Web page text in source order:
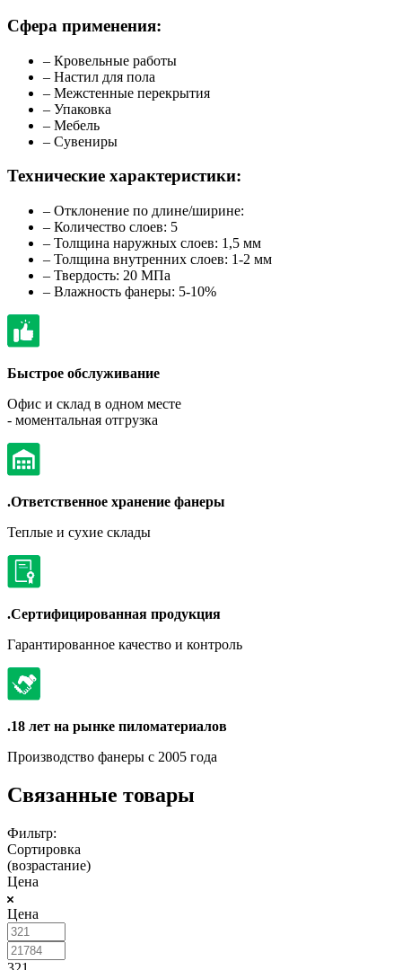
Сфера применения:
– Кровельные работы
– Настил для пола
– Межстенные перекрытия
– Упаковка
– Мебель
– Сувениры
Технические характеристики:
– Отклонение по длине/ширине:
– Количество слоев: 5
– Толщина наружных слоев: 1,5 мм
– Толщина внутренних слоев: 1-2 мм
– Твердость: 20 МПа
– Влажность фанеры: 5-10%
Быстрое обслуживание
Офис и склад в одном месте
- моментальная отгрузка
.Ответственное хранение фанеры
Теплые и сухие склады
.Сертифицированная продукция
Гарантированное качество и контроль
.18 лет на рынке пиломатериалов
Производство фанеры с 2005 года
Связанные товары
Фильтр:
Сортировка
(возрастание)
Цена
Цена